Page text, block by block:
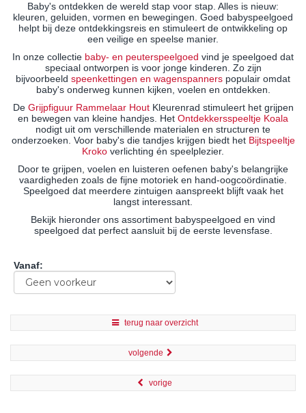
Baby's ontdekken de wereld stap voor stap. Alles is nieuw:
kleuren, geluiden, vormen en bewegingen. Goed babyspeelgoed
helpt bij deze ontdekkingsreis en stimuleert de ontwikkeling op
een veilige en speelse manier.
In onze collectie baby- en peuterspeelgoed vind je speelgoed dat
speciaal ontworpen is voor jonge kinderen. Zo zijn
bijvoorbeeld speenkettingen en wagenspanners populair omdat
baby's onderweg kunnen kijken, voelen en ontdekken.
De Grijpfiguur Rammelaar HoutKleurenrad stimuleert het grijpen
en bewegen van kleine handjes. Het Ontdekkersspeeltje Koala
nodigt uit om verschillende materialen en structuren te
onderzoeken. Voor baby's die tandjes krijgen biedt het Bijtspeeltje
Kroko verlichting én speelplezier.
Door te grijpen, voelen en luisteren oefenen baby's belangrijke
vaardigheden zoals de fijne motoriek en hand-oogcoördinatie.
Speelgoed dat meerdere zintuigen aanspreekt blijft vaak het
langst interessant.
Bekijk hieronder ons assortiment babyspeelgoed en vind
speelgoed dat perfect aansluit bij de eerste levensfase.
Vanaf:
terug naar overzicht
volgende
vorige